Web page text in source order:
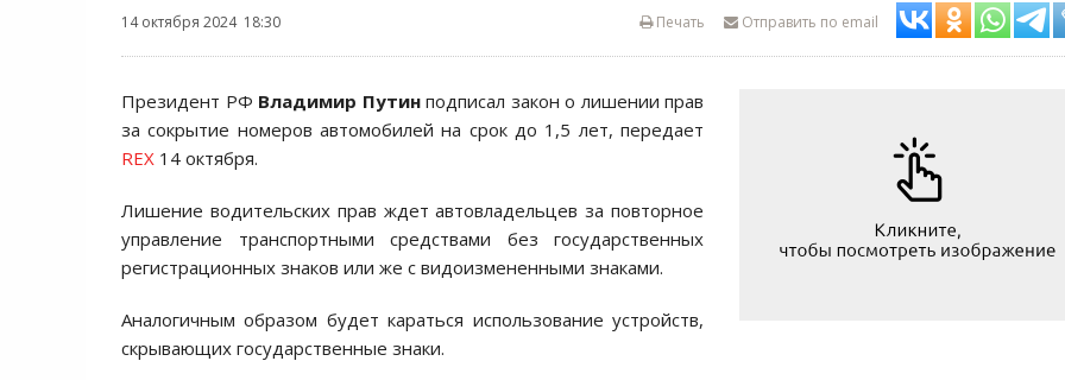
14 октября 2024 18:30 Отправить по email
Печать
Президент РФ Владимир Путинподписал закон о лишении прав
за сокрытие номеров автомобилей на срок до 1,5 лет, передает
REX 14 октября.
Лишение водительских прав ждет автовладельцев за повторное
управление транспортными средствами без государственных
регистрационных знаков или же с видоизмененными знаками.
Аналогичным образом будет караться использование устройств,
скрывающих государственные знаки.